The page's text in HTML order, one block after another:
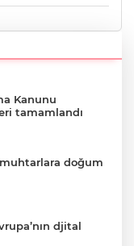
Kanunu
tamamlandı
doğum
djital